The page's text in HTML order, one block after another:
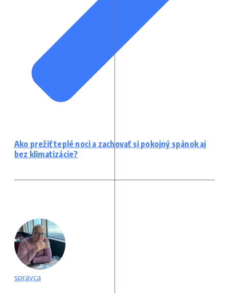
Ako prežiť teplé noci a zachovať si pokojný spánok aj
bez klimatizácie?
spravca